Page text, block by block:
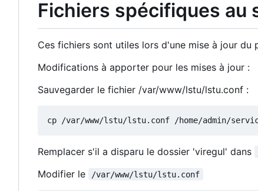
Fichiers spécifiques au
Ces fichiers sont utiles lors d'une mise à jour du
Modifications à apporter pour les mises à jour :
Sauvegarder le fichier /var/www/lstu/lstu.conf :
Remplacer s'il a disparu le dossier 'viregul' dans
Modifier le /var/www/lstu/lstu.conf